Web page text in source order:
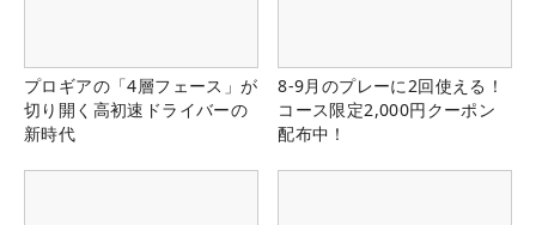
プロギアの「4層フェース」が
切り開く高初速ドライバーの
新時代
8-9月のプレーに2回使える！
コース限定2,000円クーポン
配布中！